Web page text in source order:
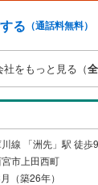
様連れでもご安心
万円台の中古マン
。Yahoo！不動産
。お気軽にお問
アクロス」で検
る （通話料無料）
をもっと見る（全
線 「洲先」駅 徒歩
市上田西町
（築26年）